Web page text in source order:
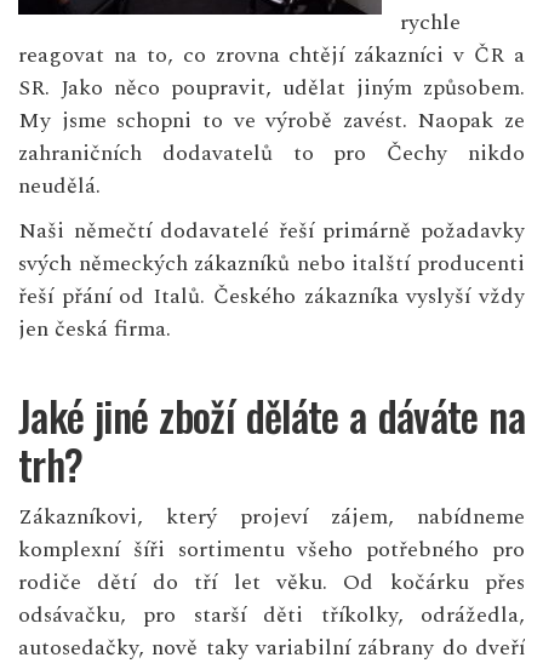
rychle
reagovat na to, co zrovna chtějí zákazníci v ČR a
SR. Jako něco poupravit, udělat jiným způsobem.
My jsme schopni to ve výrobě zavést. Naopak ze
zahraničních dodavatelů to pro Čechy nikdo
neudělá.
Naši němečtí dodavatelé řeší primárně požadavky
svých německých zákazníků nebo italští producenti
řeší přání od Italů. Českého zákazníka vyslyší vždy
jen česká firma.
Jaké jiné zboží děláte a dáváte na
trh?
Zákazníkovi, který projeví zájem, nabídneme
komplexní šíři sortimentu všeho potřebného pro
rodiče dětí do tří let věku. Od kočárku přes
odsávačku, pro starší děti tříkolky, odrážedla,
autosedačky, nově taky variabilní zábrany do dveří